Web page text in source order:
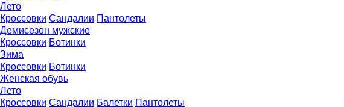
Лето
Кроссовки Сандалии Пантолеты
Демисезон мужские
Кроссовки Ботинки
Зима
Кроссовки Ботинки
Женская обувь
Лето
Кроссовки Сандалии Балетки Пантолеты